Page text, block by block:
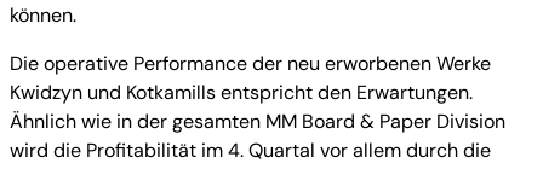
können.
Die operative Performance der neu erworbenen Werke
Kwidzyn und Kotkamills entspricht den Erwartungen.
Ähnlich wie in der gesamten MM Board & Paper Division
wird die Profitabilität im 4. Quartal vor allem durch die